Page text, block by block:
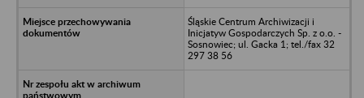
Śląskie Centrum Archiwizacji i
Inicjatyw Gospodarczych Sp. z o.o. -
Sosnowiec; ul. Gacka 1; tel./fax 32
297 38 56